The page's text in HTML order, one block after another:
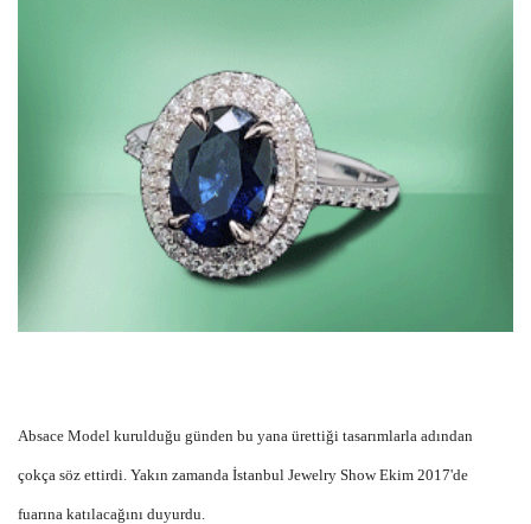
Absace Model kurulduğu günden bu yana ürettiği tasarımlarla adından
çokça söz ettirdi. Yakın zamanda İstanbul Jewelry Show Ekim 2017'de
fuarına katılacağını duyurdu.